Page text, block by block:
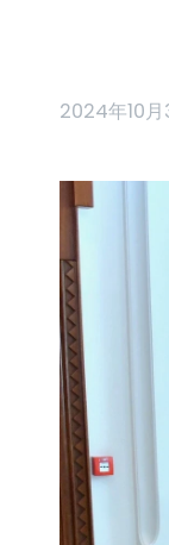
2024年10月